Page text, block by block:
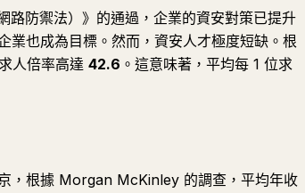
路防禦法）》的通過，企業的資安對策已提升
業也成為目標。然而，資安人才極度短缺。根
人倍率高達 42.6 。這意味著，平均每 1 位求
，根據 Morgan McKinley 的調查，平均年收